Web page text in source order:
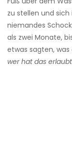
zu stellen und sich
niemandes
als zwei Monate,
etwas sagten, was
wer hat das